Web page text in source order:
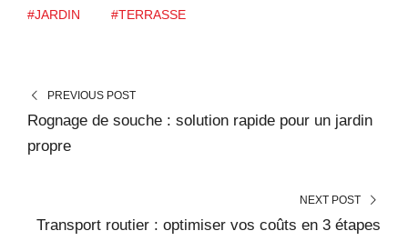
#JARDIN
#TERRASSE
PREVIOUS POST
Rognage de souche : solution rapide pour un jardin
propre
NEXT POST
Transport routier : optimiser vos coûts en 3 étapes